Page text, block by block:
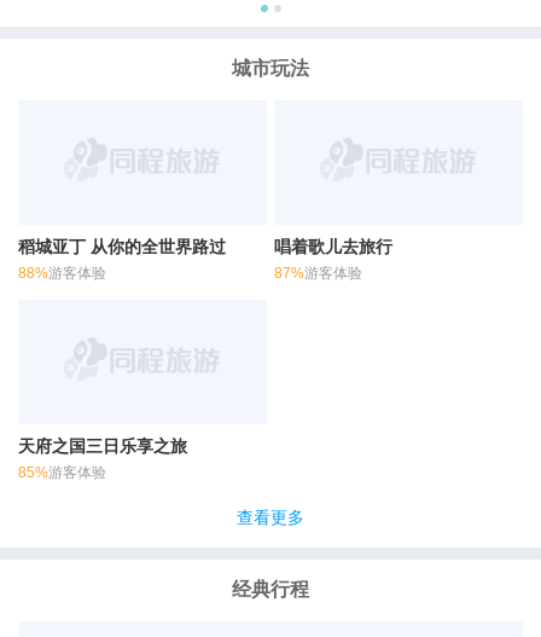
城市玩法
稻城亚丁 从你的全世界路过
88%游客体验
唱着歌儿去旅行
87%游客体验
天府之国三日乐享之旅
85%游客体验
查看更多
经典行程